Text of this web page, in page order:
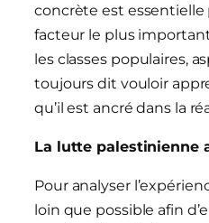
concrète est
facteur le plus
les classes populaires,
toujours dit vouloir
qu’il est ancré dans la
La lutte palestinienne
Pour analyser
loin que possible afin